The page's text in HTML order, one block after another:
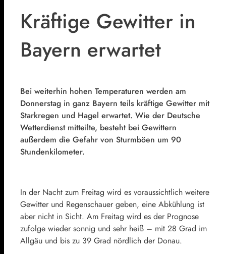
Kräftige Gewitter in
Bayern erwartet
Bei weiterhin hohen Temperaturen werden am
Donnerstag in ganz Bayern teils kräftige Gewitter mit
Starkregen und Hagel erwartet. Wie der Deutsche
Wetterdienst mitteilte, besteht bei Gewittern
außerdem die Gefahr von Sturmböen um 90
Stundenkilometer.
In der Nacht zum Freitag wird es voraussichtlich weitere
Gewitter und Regenschauer geben, eine Abkühlung ist
aber nicht in Sicht. Am Freitag wird es der Prognose
zufolge wieder sonnig und sehr heiß – mit 28 Grad im
Allgäu und bis zu 39 Grad nördlich der Donau.